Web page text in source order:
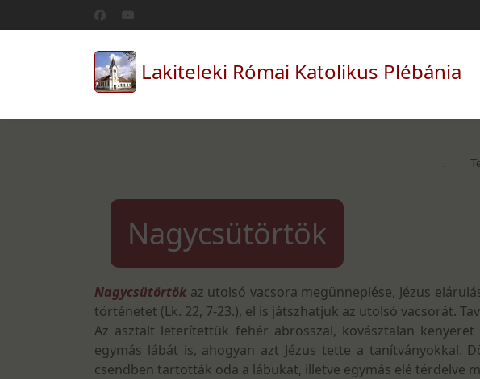
Lakiteleki Római Katolikus Plébánia
Nagycsütörtök
Nagycsütörtök az utolsó vacsora megünneplése, Jézus
történetet (Lk. 22, 7-23.), el is játszhatjuk az utolsó vacsorát.
Az asztalt leterítettük fehér abrosszal, kovásztalan
egymás lábát is, ahogyan azt Jézus tette a tanítványokkal.
csendben tartották oda a lábukat, illetve egymás elé térdelve